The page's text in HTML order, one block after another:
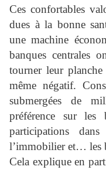
Ces confortables
dues à la bonne
une machine
banques centrales
tourner leur
même négatif.
submergées de
préférence sur les
participations
l’immobilier et… les
Cela explique en